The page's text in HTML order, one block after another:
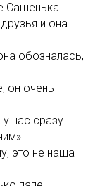
Сашенька.
и она
обозналась,
он очень
у нас сразу
это не наша